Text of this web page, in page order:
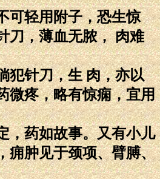
可轻用附子，恐生惊
刀，薄血无脓， 肉难
犯针刀，生 肉，亦以
微疼，略有惊痫，宜用
，药如故事。又有小儿
痈肿见于颈项、臂膊、